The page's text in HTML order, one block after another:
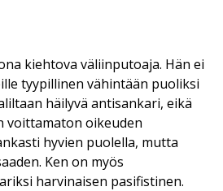
kiehtova väliinputoaja. Hän ei
tyypillinen vähintään puoliksi
häilyvä antisankari, eikä
voittamaton oikeuden
hyvien puolella, mutta
Ken on myös
harvinaisen pasifistinen.